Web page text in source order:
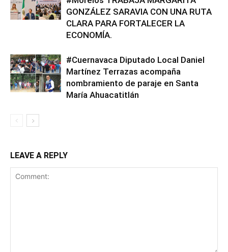
GONZÁLEZ SARAVIA CON UNA RUTA
CLARA PARA FORTALECER LA
ECONOMÍA.
#Cuernavaca Diputado Local Daniel
Martínez Terrazas acompaña
nombramiento de paraje en Santa
María Ahuacatitlán
LEAVE A REPLY